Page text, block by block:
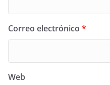
Correo electrónico *
Web